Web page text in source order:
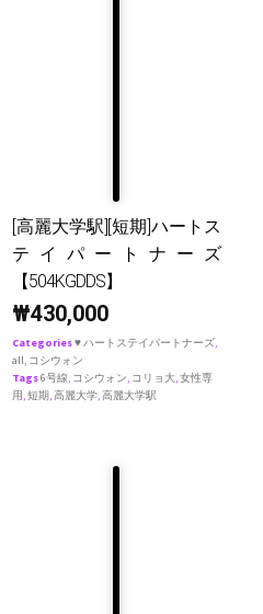
[高麗大学駅][短期]ハートス
テイパートナーズ
【504KGDDS】
₩430,000
Categories♥ ハートステイパートナーズ,
all, コシウォン
Tags6号線, コシウォン, コリョ大,女性専
用,短期,高麗大学,高麗大学駅